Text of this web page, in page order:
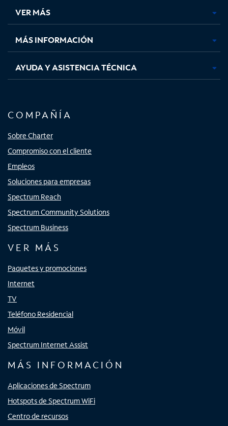
pestaña
nueva
pestaña
nueva
pestaña
nuevanueva
VER MÁS
MÁS INFORMACIÓN
AYUDA Y ASISTENCIA TÉCNICA
COMPAÑÍA
Sobre Charter
Compromiso con el cliente
Empleos
Soluciones para empresas
Spectrum Reach
Spectrum Community Solutions
Spectrum Business
VER MÁS
Paquetes y promociones
Internet
TV
Teléfono Residencial
Móvil
Spectrum Internet Assist
MÁS INFORMACIÓN
Aplicaciones de Spectrum
Hotspots de Spectrum WiFi
Centro de recursos